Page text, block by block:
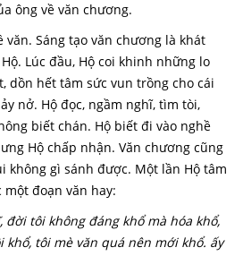
ông về văn chương.
Sáng tạo văn chương là khát
Lúc đầu, Hộ coi khinh những lo
dồn hết tâm sức vun trồng cho cái
nở. Hộ đọc, ngầm nghĩ, tìm tòi,
biết chán. Hộ biết đi vào nghề
Hộ chấp nhận. Văn chương cũng
không gì sánh được. Một lần Hộ tâm
đoạn văn hay:
đời tôi không đáng khổ mà hóa khổ,
tôi mè văn quá nên mới khổ. ấy